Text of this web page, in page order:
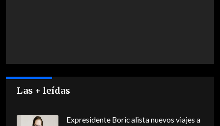
Las + leídas
Expresidente Boric alista nuevos viajes a